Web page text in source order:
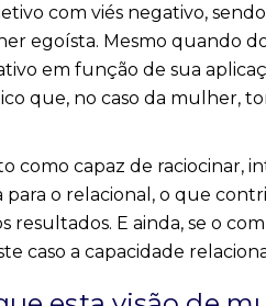
com viés negativo,
egoísta. Mesmo quando
em função de sua
que, no caso da mulher,
como capaz de raciocinar,
o relacional, o que
resultados. E ainda, se o
caso a capacidade